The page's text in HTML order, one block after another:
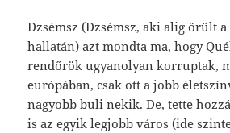
Dzsémsz (Dzsémsz, aki alig örült
hallatán) azt mondta ma, hogy
rendőrök ugyanolyan korruptak,
európában, csak ott a jobb
nagyobb buli nekik. De, tette
is az egyik legjobb város (ide